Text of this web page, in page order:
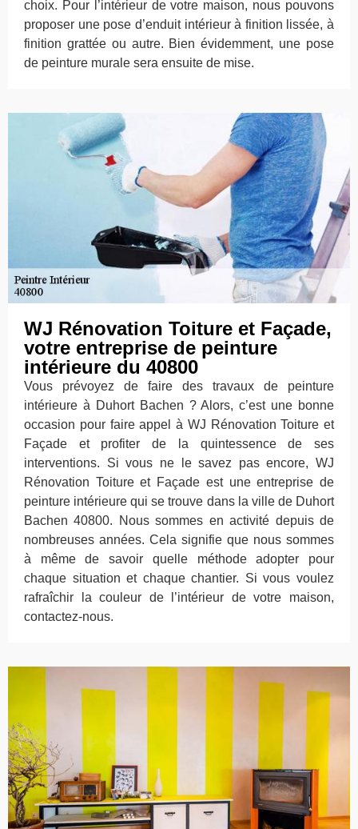
choix. Pour l’intérieur de votre maison, nous pouvons
proposer une pose d’enduit intérieur à finition lissée, à
finition grattée ou autre. Bien évidemment, une pose
de peinture murale sera ensuite de mise.
WJ Rénovation Toiture et Façade,
votre entreprise de peinture
intérieure du 40800
Vous prévoyez de faire des travaux de peinture
intérieure à Duhort Bachen ? Alors, c’est une bonne
occasion pour faire appel à WJ Rénovation Toiture et
Façade et profiter de la quintessence de ses
interventions. Si vous ne le savez pas encore, WJ
Rénovation Toiture et Façade est une entreprise de
peinture intérieure qui se trouve dans la ville de Duhort
Bachen 40800. Nous sommes en activité depuis de
nombreuses années. Cela signifie que nous sommes
à même de savoir quelle méthode adopter pour
chaque situation et chaque chantier. Si vous voulez
rafraîchir la couleur de l’intérieur de votre maison,
contactez-nous.